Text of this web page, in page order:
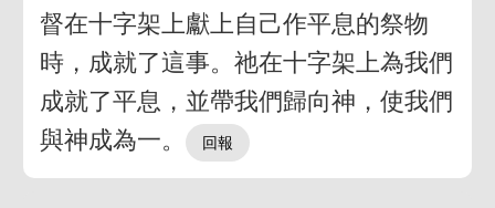
督在十字架上獻上自己作平息的祭物
時，成就了這事。祂在十字架上為我們
成就了平息，並帶我們歸向神，使我們
與神成為一。